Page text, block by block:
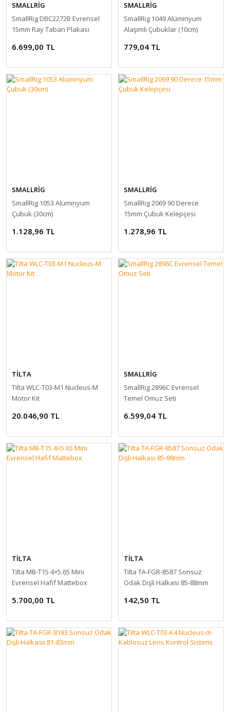
SMALLRİG
SmallRig DBC2272B Evrensel
15mm Ray Taban Plakası
6.699,00 TL
SMALLRİG
SmallRig 1049 Alüminyum
Alaşımlı Çubuklar (10cm)
779,04 TL
SMALLRİG
SmallRig 1053 Alüminyum
Çubuk (30cm)
1.128,96 TL
SMALLRİG
SmallRig 2069 90 Derece
15mm Çubuk Kelepçesi
1.278,96 TL
TİLTA
Tilta WLC-T03-M1 Nucleus-M
Motor Kit
20.046,90 TL
SMALLRİG
SmallRig 2896C Evrensel
Temel Omuz Seti
6.599,04 TL
TİLTA
Tilta MB-T15 4×5.65 Mini
Evrensel Hafif Mattebox
5.700,00 TL
TİLTA
Tilta TA-FGR-8587 Sonsuz
Odak Dişli Halkası 85-88mm
142,50 TL